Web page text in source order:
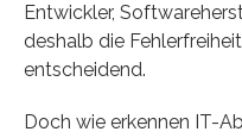
Entwickler,
deshalb die
entscheidend.
Doch wie erkennen IT-